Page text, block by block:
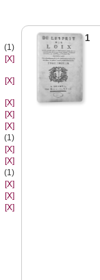
(1)
[X]
[X]
[X]
[X]
[X]
(1)
[X]
[X]
(1)
[X]
[X]
[X]
1